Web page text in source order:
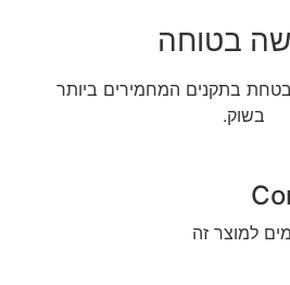
בטוחה
בתקנים המחמירים ביותר
בשוק.
למוצר זה